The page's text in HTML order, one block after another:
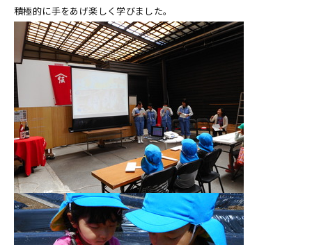
積極的に手をあげ楽しく学びました。